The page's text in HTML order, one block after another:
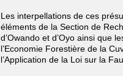
Les interpellations de ces
éléments de la Section de
d’Owando et d’Oyo ainsi que
l’Economie Forestière de la
l’Application de la Loi sur la